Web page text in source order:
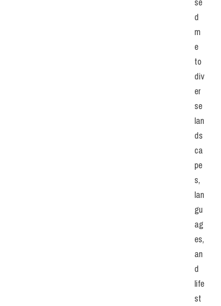
d
m
e
to
div
er
se
lan
ds
ca
pe
s,
lan
gu
ag
es,
an
d
life
st